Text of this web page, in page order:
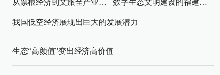
从票根经济到文旅全产业链升级 数字生态文明建设的福建路径与启示
我国低空经济展现出巨大的发展潜力
生态“高颜值”变出经济高价值